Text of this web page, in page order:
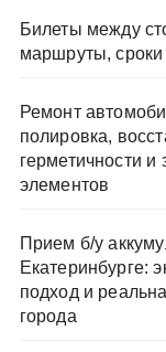
Билеты между
маршруты,
Ремонт
полировка,
герметичности и
элементов
Прием б/у
Екатеринбурге:
подход и
города